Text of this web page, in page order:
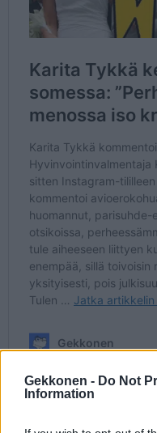
Gekkonen - Do Not
Information
Seuraa Gekkosta